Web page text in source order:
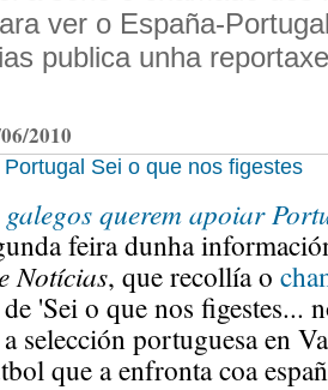
ver o España-
publica unha
2010
Portugal Sei o que nos figestes
querem apoiar
feira dunha
Notícias, que recollía o
de 'Sei o que nos figestes...
selección portuguesa en
que a enfronta coa